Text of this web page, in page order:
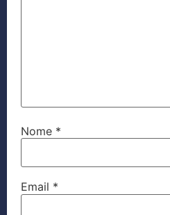
Nome *
Email *